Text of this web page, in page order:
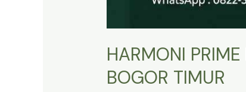
HARMONI
BOGOR TIMUR